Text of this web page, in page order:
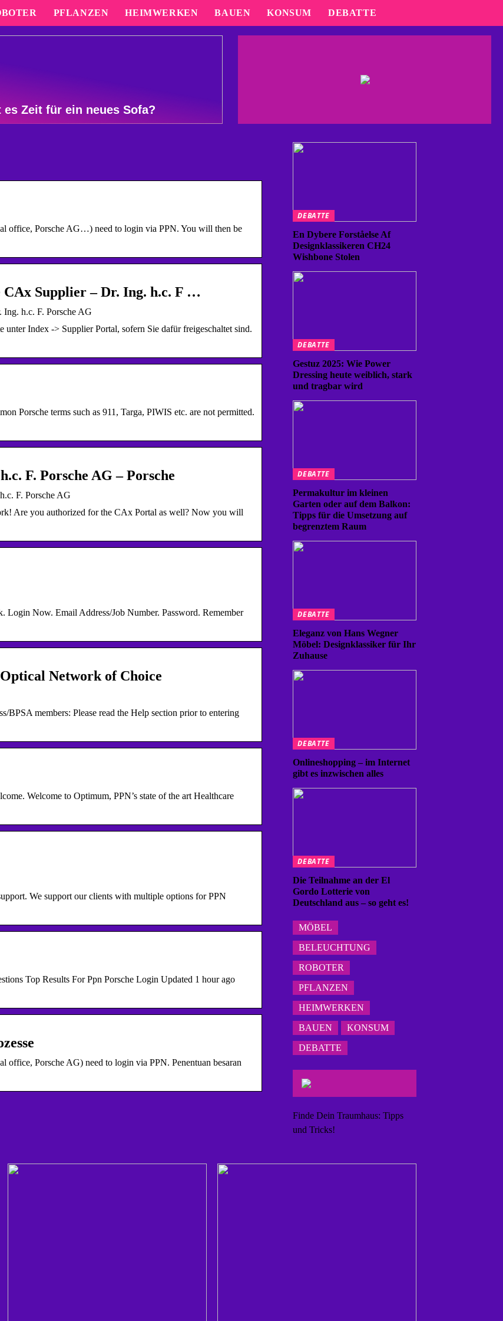
PFLANZEN HEIMWERKEN BAUEN KONSUM DEBATTE
es Zeit für ein neues Sofa?
office, Porsche AG…) need to login via PPN. You will then be
Supplier – Dr. Ing. h.c. F …
h.c. F. Porsche AG
Index -> Supplier Portal, sofern Sie dafür freigeschaltet sind.
Porsche terms such as 911, Targa, PIWIS etc. are not permitted.
F. Porsche AG – Porsche
F. Porsche AG
Are you authorized for the CAx Portal as well? Now you will
Now. Email Address/Job Number. Password. Remember
Network of Choice
members: Please read the Help section prior to entering
Welcome to Optimum, PPN’s state of the art Healthcare
We support our clients with multiple options for PPN
Top Results For Ppn Porsche Login Updated 1 hour ago
office, Porsche AG) need to login via PPN. Penentuan besaran
DEBATTE
En Dybere Forståelse Af
Designklassikeren CH24
Wishbone Stolen
DEBATTE
Gestuz 2025: Wie Power
Dressing heute weiblich, stark
und tragbar wird
DEBATTE
Permakultur im kleinen
Garten oder auf dem Balkon:
Tipps für die Umsetzung auf
begrenztem Raum
DEBATTE
Eleganz von Hans Wegner
Möbel: Designklassiker für Ihr
Zuhause
DEBATTE
Onlineshopping – im Internet
gibt es inzwischen alles
DEBATTE
Die Teilnahme an der El
Gordo Lotterie von
Deutschland aus – so geht es!
MÖBEL
BELEUCHTUNG
ROBOTER
PFLANZEN
HEIMWERKEN
BAUEN
KONSUM
DEBATTE
Finde Dein Traumhaus: Tipps
und Tricks!